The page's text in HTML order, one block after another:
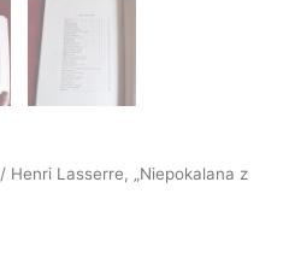
/ Henri Lasserre, „Niepokalana z